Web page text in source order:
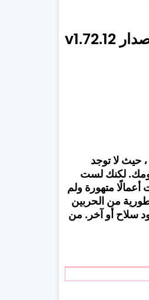
حيث لا توجد
لكنك لست
متهورة ولم
أسطورية من الحربين
سلاح أو آخر. من